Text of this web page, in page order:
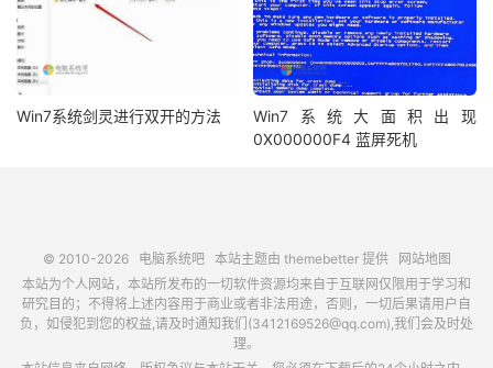
Win7系统剑灵进行双开的方法
Win7系统大面积出现
0X000000F4 蓝屏死机
© 2010-2026 电脑系统吧本站主题由 themebetter提供
网站地图
本站为个人网站，本站所发布的一切软件资源均来自于互联网仅限用于学习和
研究目的；不得将上述内容用于商业或者非法用途，否则，一切后果请用户自
负，如侵犯到您的权益,请及时通知我们(3412169526@qq.com),我们会及时处
理。